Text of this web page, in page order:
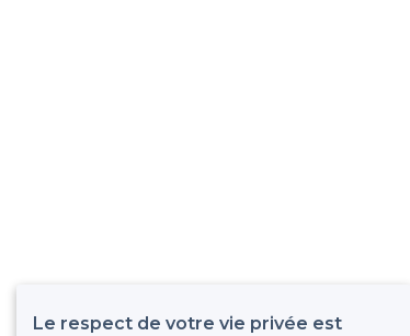
Le respect de votre vie privée est